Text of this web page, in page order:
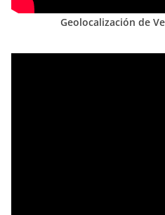
Geolocalización de